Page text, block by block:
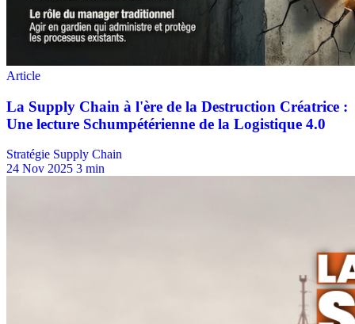
Stratégie Supply Chain
24 Nov 2025 3 min